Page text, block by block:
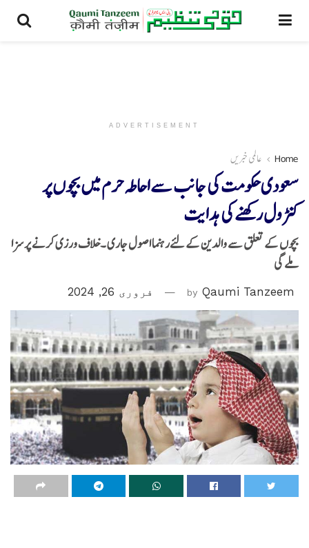
ADVERTISEMENT
Home عالمی خبریں
سعودی حکومت کی جانب سےاحاطہ حرم میں بچوں پر
کنٹرول رکھنے کی ہدایت
بچوں کے تعلق سے والدین کے لئےرہنما اصول جاری ۔خلاف ورزی کرنے پر سزا
ملے گی
by Qaumi Tanzeem فروری 26, 2024